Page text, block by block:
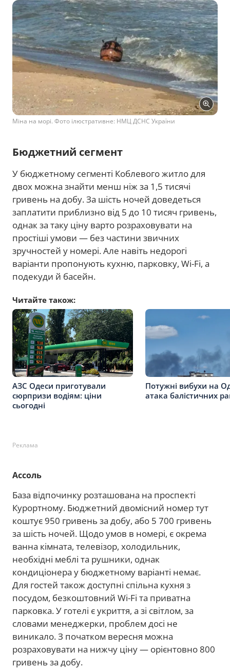
Міна на морі. Фото ілюстративне: НМЦ ДСНС України
Бюджетний сегмент
У бюджетному сегменті Коблевого житло для
двох можна знайти менш ніж за 1,5 тисячі
гривень на добу. За шість ночей доведеться
заплатити приблизно від 5 до 10 тисяч гривень,
однак за таку ціну варто розраховувати на
простіші умови — без частини звичних
зручностей у номері. Але навіть недорогі
варіанти пропонують кухню, парковку, Wi-Fi, а
подекуди й басейн.
Читайте також:
АЗС Одеси приготували
сюрпризи водіям: ціни
сьогодні
Потужні вибухи на
атака балістичних
Реклама
Ассоль
База відпочинку розташована на проспекті
Курортному. Бюджетний двомісний номер тут
коштує 950 гривень за добу, або 5 700 гривень
за шість ночей. Щодо умов в номері, є окрема
ванна кімната, телевізор, холодильник,
необхідні меблі та рушники, однак
кондиціонера у бюджетному варіанті немає.
Для гостей також доступні спільна кухня з
посудом, безкоштовний Wi-Fi та приватна
парковка. У готелі є укриття, а зі світлом, за
словами менеджерки, проблем досі не
виникало. З початком вересня можна
розраховувати на нижчу ціну — орієнтовно 800
гривень за добу.